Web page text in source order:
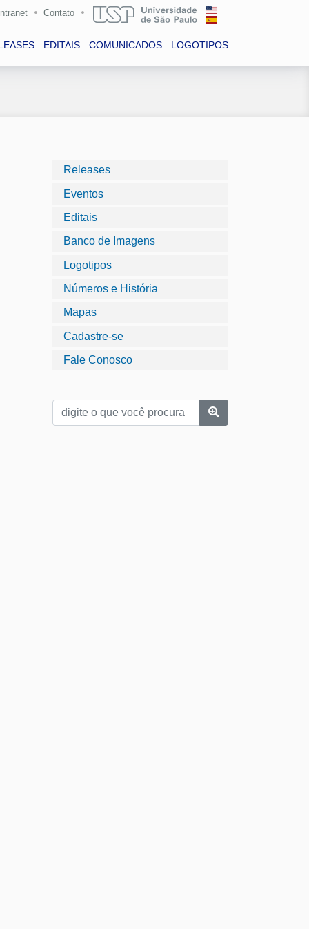
Intranet Contato
EDITAIS COMUNICADOS LOGOTIPOS
Releases
Eventos
Editais
Banco de Imagens
Logotipos
Números e História
Mapas
Cadastre-se
Fale Conosco